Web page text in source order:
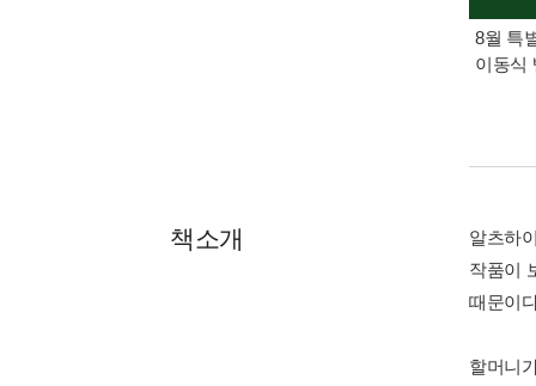
8월 특
이동식
책소개
알츠하
작품이
때문이
할머니